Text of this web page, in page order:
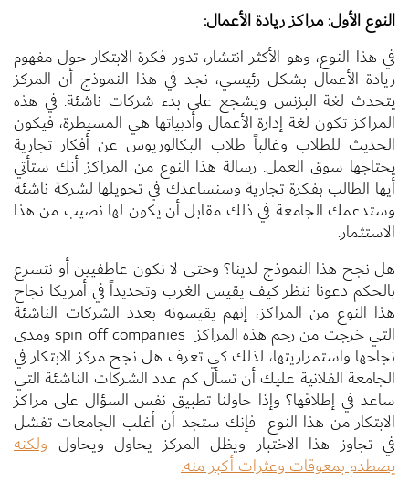
النوع الأول: مراكز ريادة الأعمال:
في هذا النوع، وهو الأكثر انتشار، تدور فكرة الابتكار حول مفهوم
ريادة الأعمال بشكل رئيسي، نجد في هذا النموذج أن المركز
يتحدث لغة البزنس ويشجع على بدء شركات ناشئة. في هذه
المراكز تكون لغة إدارة الأعمال وأدبياتها هي المسيطرة، فيكون
الحديث للطلاب وغالباً طلاب البكالوريوس عن أفكار تجارية
يحتاجها سوق العمل. رسالة هذا النوع من المراكز أنك ستأتي
أيها الطالب بفكرة تجارية وسنساعدك في تحويلها لشركة ناشئة
وستدعمك الجامعة في ذلك مقابل أن يكون لها نصيب من هذا
الاستثمار.
هل نجح هذا النموذج لدينا؟ وحتى لا نكون عاطفيين أو نتسرع
بالحكم دعونا ننظر كيف يقيس الغرب وتحديداً في أمريكا نجاح
هذا النوع من المراكز، إنهم يقيسونه بعدد الشركات الناشئة
التي خرجت من رحم هذه المراكز spin off companies ومدى
نجاحها واستمراريتها، لذلك كي تعرف هل نجح مركز الابتكار في
الجامعة الفلانية عليك أن تسأل كم عدد الشركات الناشئة التي
ساعد في إطلاقها؟ وإذا حاولنا تطبيق نفس السؤال على مراكز
الابتكار من هذا النوع فإنك ستجد أن أغلب الجامعات تفشل
في تجاوز هذا الاختبار ويظل المركز يحاول ويحاول ولكنه
يصطدم بمعوقات وعثرات أكبر منه.